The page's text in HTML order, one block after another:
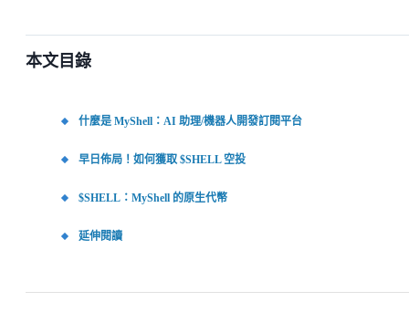
本文目錄
什麼是 MyShell：AI 助理/機器人開發訂閱平台
早日佈局！如何獲取 $SHELL 空投
$SHELL：MyShell 的原生代幣
延伸閱讀